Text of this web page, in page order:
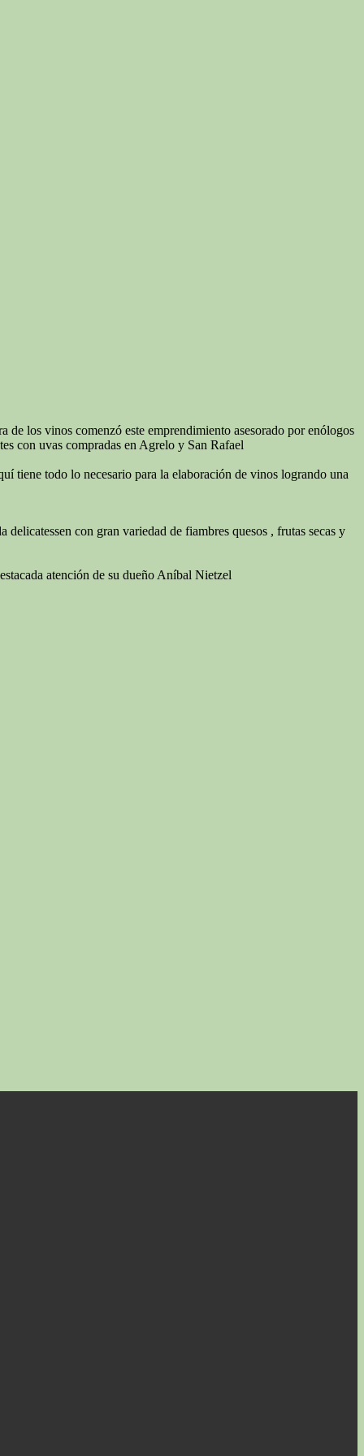
los vinos comenzó este emprendimiento asesorado por enólogos
con uvas compradas en Agrelo y San Rafael
tiene todo lo necesario para la elaboración de vinos logrando una
con gran variedad de fiambres quesos , frutas secas y
atención de su dueño Aníbal Nietzel